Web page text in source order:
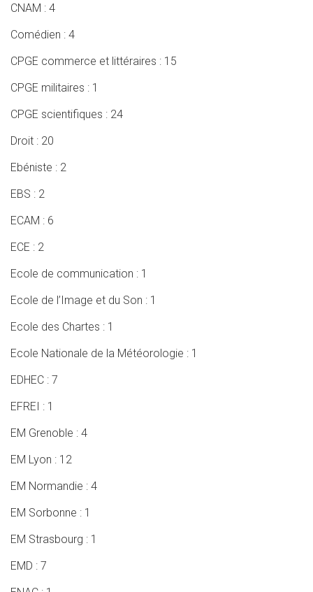
CNAM : 4
Comédien : 4
CPGE commerce et littéraires : 15
CPGE militaires : 1
CPGE scientifiques : 24
Droit : 20
Ebéniste : 2
EBS : 2
ECAM : 6
ECE : 2
Ecole de communication : 1
Ecole de l’Image et du Son : 1
Ecole des Chartes : 1
Ecole Nationale de la Météorologie : 1
EDHEC : 7
EFREI : 1
EM Grenoble : 4
EM Lyon : 12
EM Normandie : 4
EM Sorbonne : 1
EM Strasbourg : 1
EMD : 7